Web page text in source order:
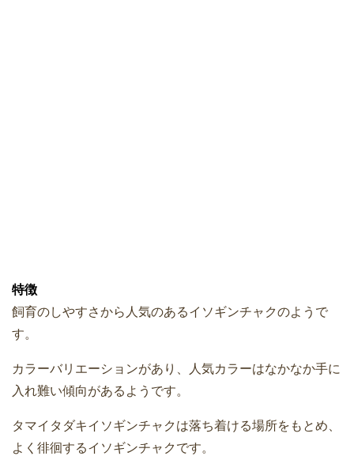
特徴
飼育のしやすさから人気のあるイソギンチャクのようで
す。
カラーバリエーションがあり、人気カラーはなかなか手に
入れ難い傾向があるようです。
タマイタダキイソギンチャクは落ち着ける場所をもとめ、
よく徘徊するイソギンチャクです。